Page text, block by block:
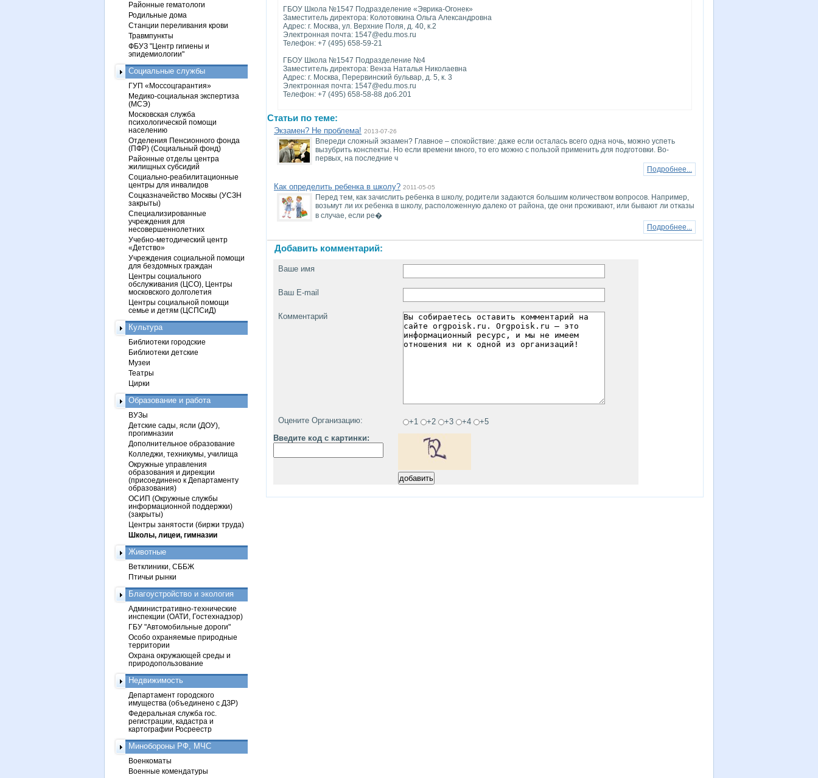
ГБОУ Школа №1547 Подразделение «Эврика-Огонек»
Заместитель директора: Колотовкина Ольга Александровна
Адрес: г. Москва, ул. Верхние Поля, д. 40, к.2
Электронная почта: 1547@edu.mos.ru
Телефон: +7 (495) 658-59-21
ГБОУ Школа №1547 Подразделение №4
Заместитель директора: Венза Наталья Николаевна
Адрес: г. Москва, Перервинский бульвар, д. 5, к. 3
Электронная почта: 1547@edu.mos.ru
Телефон: +7 (495) 658-58-88 доб.201
Статьи по теме:
Экзамен? Не проблема! 2013-07-26
Впереди сложный экзамен? Главное – спокойствие: даже если осталась всего одна ночь, можно успеть
вызубрить конспекты. Но если времени много, то его можно с пользой применить для подготовки. Во-
первых, на последние ч
Подробнее...
Как определить ребенка в школу? 2011-05-05
Перед тем, как зачислить ребенка в школу, родители задаются большим количеством вопросов. Например,
возьмут ли их ребенка в школу, расположенную далеко от района, где они проживают, или бывают ли отказы
в случае, если ре�
Подробнее...
Добавить комментарий:
Ваше имя
Ваш E-mail
Комментарий
Оцените Организацию: +1 +2 +3 +4
+5
Введите код с картинки:
Районные гематологи
Родильные дома
Станции переливания крови
Травмпункты
ФБУЗ "Центр гигиены и
эпидемиологии"
Социальные службы
ГУП «Моссоцгарантия»
Медико-социальная экспертиза
(МСЭ)
Московская служба
психологической помощи
населению
Отделения Пенсионного фонда
(ПФР) (Социальный фонд)
Районные отделы центра
жилищных субсидий
Социально-реабилитационные
центры для инвалидов
Соцказначейство Москвы (УСЗН
закрыты)
Специализированные
учреждения для
несовершеннолетних
Учебно-методический центр
«Детство»
Учреждения социальной помощи
для бездомных граждан
Центры социального
обслуживания (ЦСО), Центры
московского долголетия
Центры социальной помощи
семье и детям (ЦСПСиД)
Культура
Библиотеки городские
Библиотеки детские
Музеи
Театры
Цирки
Образование и работа
ВУЗы
Детские сады, ясли (ДОУ),
прогимназии
Дополнительное образование
Колледжи, техникумы, училища
Окружные управления
образования и дирекции
(присоединено к Департаменту
образования)
ОСИП (Окружные службы
информационной поддержки)
(закрыты)
Центры занятости (биржи труда)
Школы, лицеи, гимназии
Животные
Ветклиники, СББЖ
Птичьи рынки
Благоустройство и экология
Административно-технические
инспекции (ОАТИ, Гостехнадзор)
ГБУ "Автомобильные дороги"
Особо охраняемые природные
территории
Охрана окружающей среды и
природопользование
Недвижимость
Департамент городского
имущества (объединено с ДЗР)
Федеральная служба гос.
регистрации, кадастра и
картографии Росреестр
Минобороны РФ, МЧС
Военкоматы
Военные комендатуры